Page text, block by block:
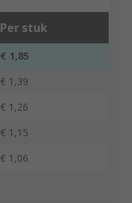
Per stuk
€ 1,85
€ 1,39
€ 1,26
€ 1,15
€ 1,06